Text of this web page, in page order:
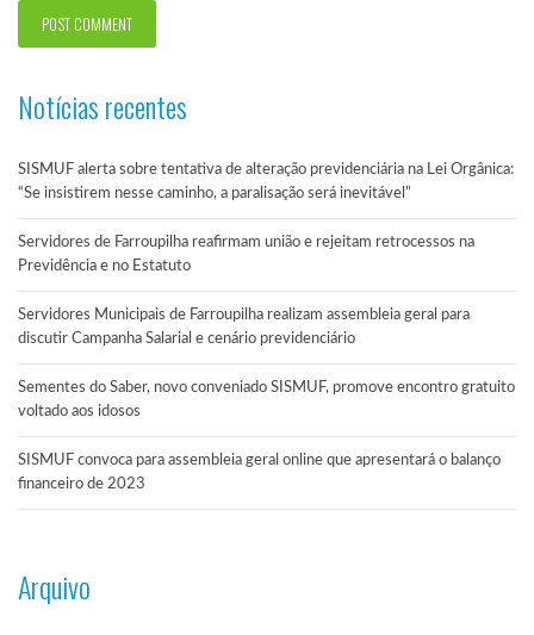
Notícias recentes
SISMUF alerta sobre tentativa de alteração previdenciária na Lei Orgânica:
“Se insistirem nesse caminho, a paralisação será inevitável”
Servidores de Farroupilha reafirmam união e rejeitam retrocessos na
Previdência e no Estatuto
Servidores Municipais de Farroupilha realizam assembleia geral para
discutir Campanha Salarial e cenário previdenciário
Sementes do Saber, novo conveniado SISMUF, promove encontro gratuito
voltado aos idosos
SISMUF convoca para assembleia geral online que apresentará o balanço
financeiro de 2023
Arquivo